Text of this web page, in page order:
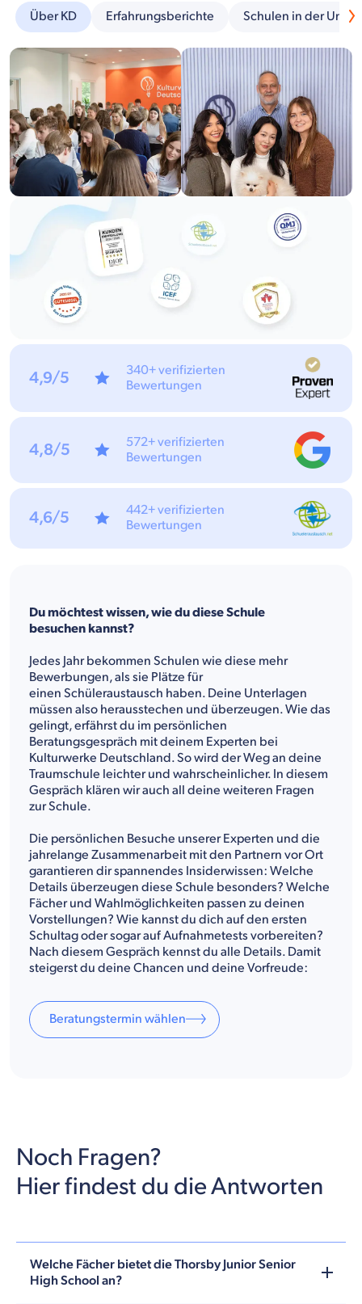
Über KD Erfahrungsberichte Schulen in der
Du möchtest wissen, wie du diese Schule
besuchen kannst?
Jedes Jahr bekommen Schulen wie diese mehr
Bewerbungen, als sie Plätze für
einen Schüleraustausch haben. Deine Unterlagen
müssen also herausstechen und überzeugen. Wie das
gelingt, erfährst du im persönlichen
Beratungsgespräch mit deinem Experten bei
Kulturwerke Deutschland. So wird der Weg an deine
Traumschule leichter und wahrscheinlicher. In diesem
Gespräch klären wir auch all deine weiteren Fragen
zur Schule.
Die persönlichen Besuche unserer Experten und die
jahrelange Zusammenarbeit mit den Partnern vor Ort
garantieren dir spannendes Insiderwissen: Welche
Details überzeugen diese Schule besonders? Welche
Fächer und Wahlmöglichkeiten passen zu deinen
Vorstellungen? Wie kannst du dich auf den ersten
Schultag oder sogar auf Aufnahmetests vorbereiten?
Nach diesem Gespräch kennst du alle Details. Damit
steigerst du deine Chancen und deine Vorfreude:
Beratungstermin wählen
4,9/5
340+ verifizierten
Bewertungen
4,8/5
572+ verifizierten
Bewertungen
4,6/5
442+ verifizierten
Bewertungen
Noch Fragen?
Hier findest du die Antworten
Welche Fächer bietet die Thorsby Junior Senior
High School an?